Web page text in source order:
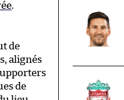
.
de
alignés
de